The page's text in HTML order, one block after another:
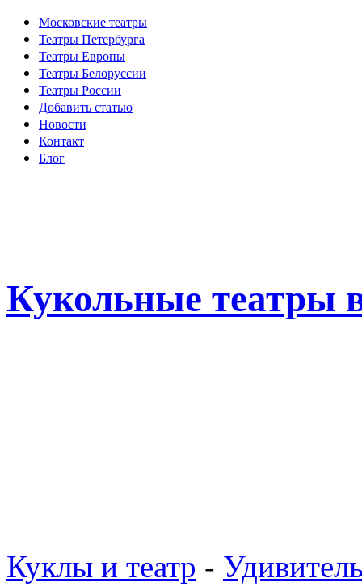
Московские театры
Театры Петербурга
Театры Европы
Театры Белоруссии
Театры России
Добавить статью
Новости
Контакт
Блог
Кукольные театры
Куклы и театр -